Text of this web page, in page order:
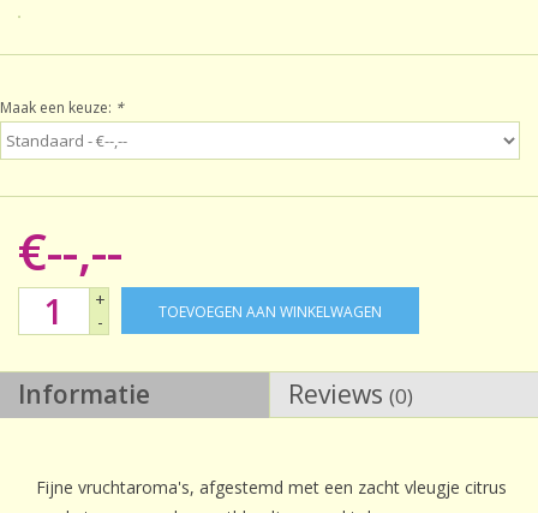
Maak een keuze: *
€--,--
+
-
TOEVOEGEN AAN WINKELWAGEN
Informatie Reviews (0)
Fijne vruchtaroma's, afgestemd met een zacht vleugje citrus